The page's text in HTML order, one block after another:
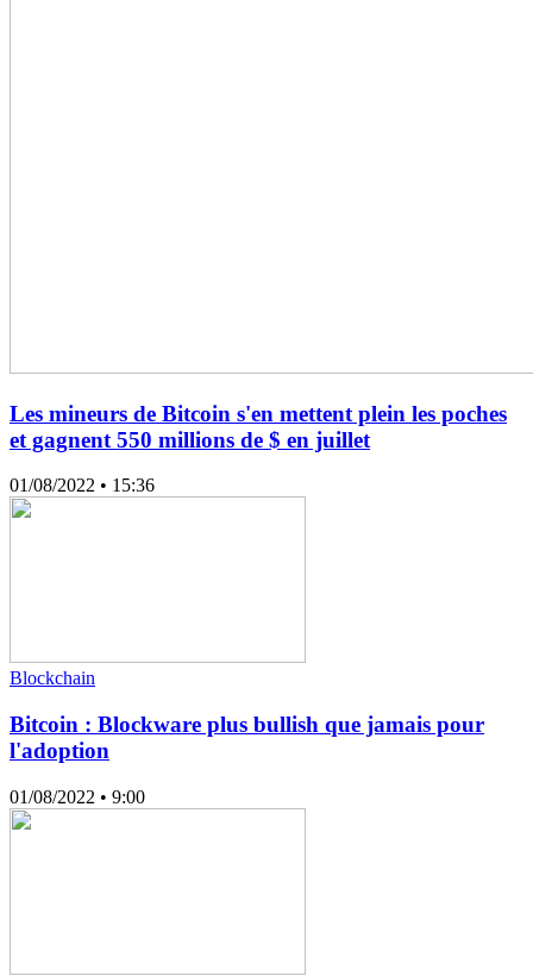
Les mineurs de Bitcoin s'en mettent plein les poches
et gagnent 550 millions de $ en juillet
01/08/2022 • 15:36
Blockchain
Bitcoin : Blockware plus bullish que jamais pour
l'adoption
01/08/2022 • 9:00